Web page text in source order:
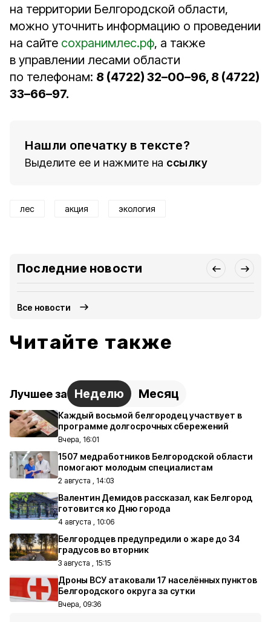
на территории Белгородской области,
можно уточнить информацию о проведении
на сайте сохранимлес.рф, а также
в управлении лесами области
по телефонам: 8 (4722) 32–00–96, 8 (4722)
33–66–97.
Нашли опечатку в тексте?
Выделите ее и нажмите на ссылку
лес акция экология
Последние новости
Все новости
Читайте также
Лучшее за Неделю Месяц
Каждый восьмой белгородец участвует в
программе долгосрочных сбережений
Вчера, 16:01
1507 медработников Белгородской области
помогают молодым специалистам
2 августа , 14:03
Валентин Демидов рассказал, как Белгород
готовится ко Дню города
4 августа , 10:06
Белгородцев предупредили о жаре до 34
градусов во вторник
3 августа , 15:15
Дроны ВСУ атаковали 17 населённых пунктов
Белгородского округа за сутки
Вчера, 09:36